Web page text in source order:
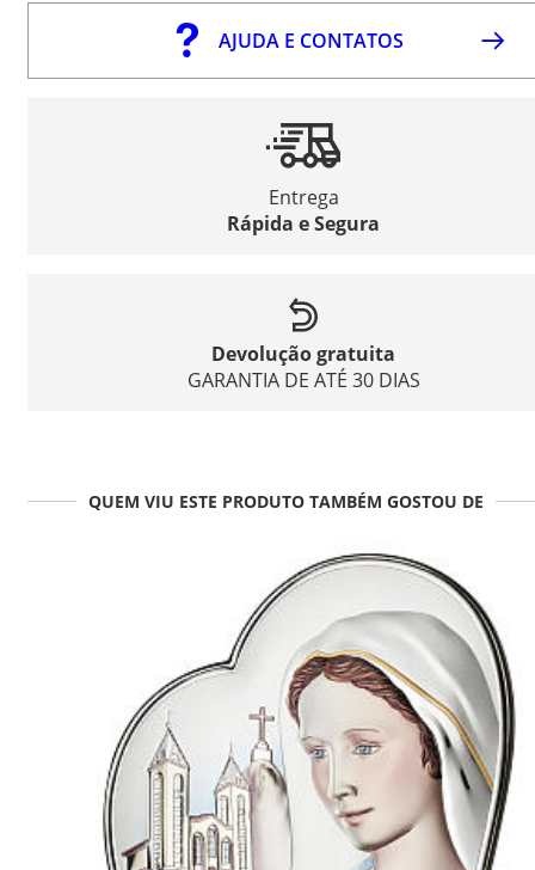
AJUDA E CONTATOS
Entrega
Rápida e Segura
Devolução gratuita
GARANTIA DE ATÉ 30 DIAS
QUEM VIU ESTE PRODUTO TAMBÉM GOSTOU DE